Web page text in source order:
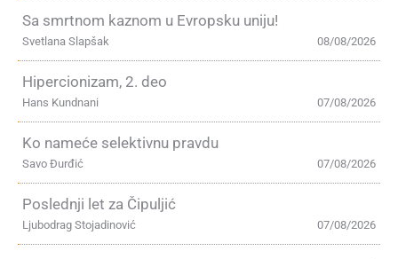
Sa smrtnom kaznom u Evropsku uniju!
08/08/2026
Svetlana Slapšak
Hipercionizam, 2. deo
07/08/2026
Hans Kundnani
Ko nameće selektivnu pravdu
07/08/2026
Savo Đurđić
Poslednji let za Čipuljić
07/08/2026
Ljubodrag Stojadinović